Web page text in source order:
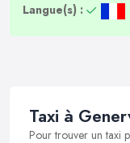
Langue(s) :
Taxi à
Pour trouver un taxi